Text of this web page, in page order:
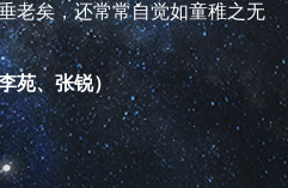
老矣，还常常自觉如童稚之无
苑、张锐）